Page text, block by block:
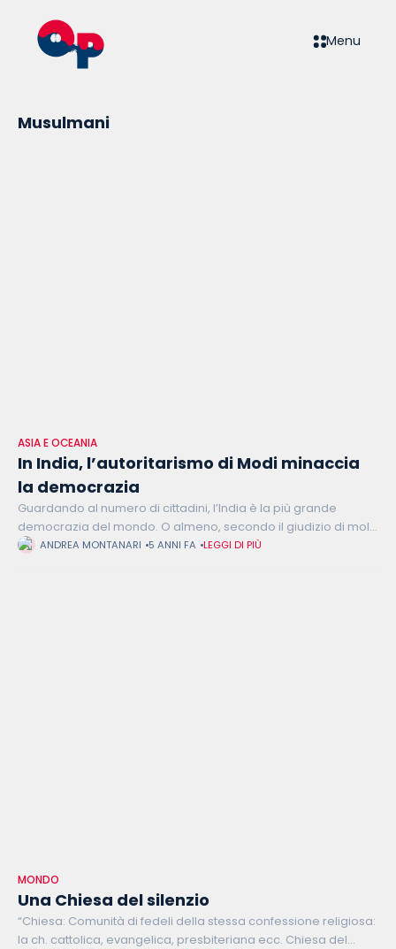
Menu
Musulmani
ASIA E OCEANIA
In India, l’autoritarismo di Modi minaccia
la democrazia
Guardando al numero di cittadini, l’India è la più grande
democrazia del mondo. O almeno, secondo il giudizio di molti
osservatori, lo era. Oggi, gli analisti concordano nel
ANDREA MONTANARI 5 ANNI FA LEGGI DI PIÙ
MONDO
Una Chiesa del silenzio
“Chiesa: Comunità di fedeli della stessa confessione religiosa:
la ch. cattolica, evangelica, presbiteriana ecc. Chiesa del